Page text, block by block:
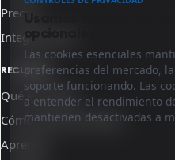
Precios
Integraciones
RECURSOS
Qué es Sinqro
Cómo funciona Sinqro
Aprende
Usamos cookies
Las cookies esenciales
preferencias del mercado,
soporte funcionando. Las
a entender el rendimiento
mantienen desactivadas a